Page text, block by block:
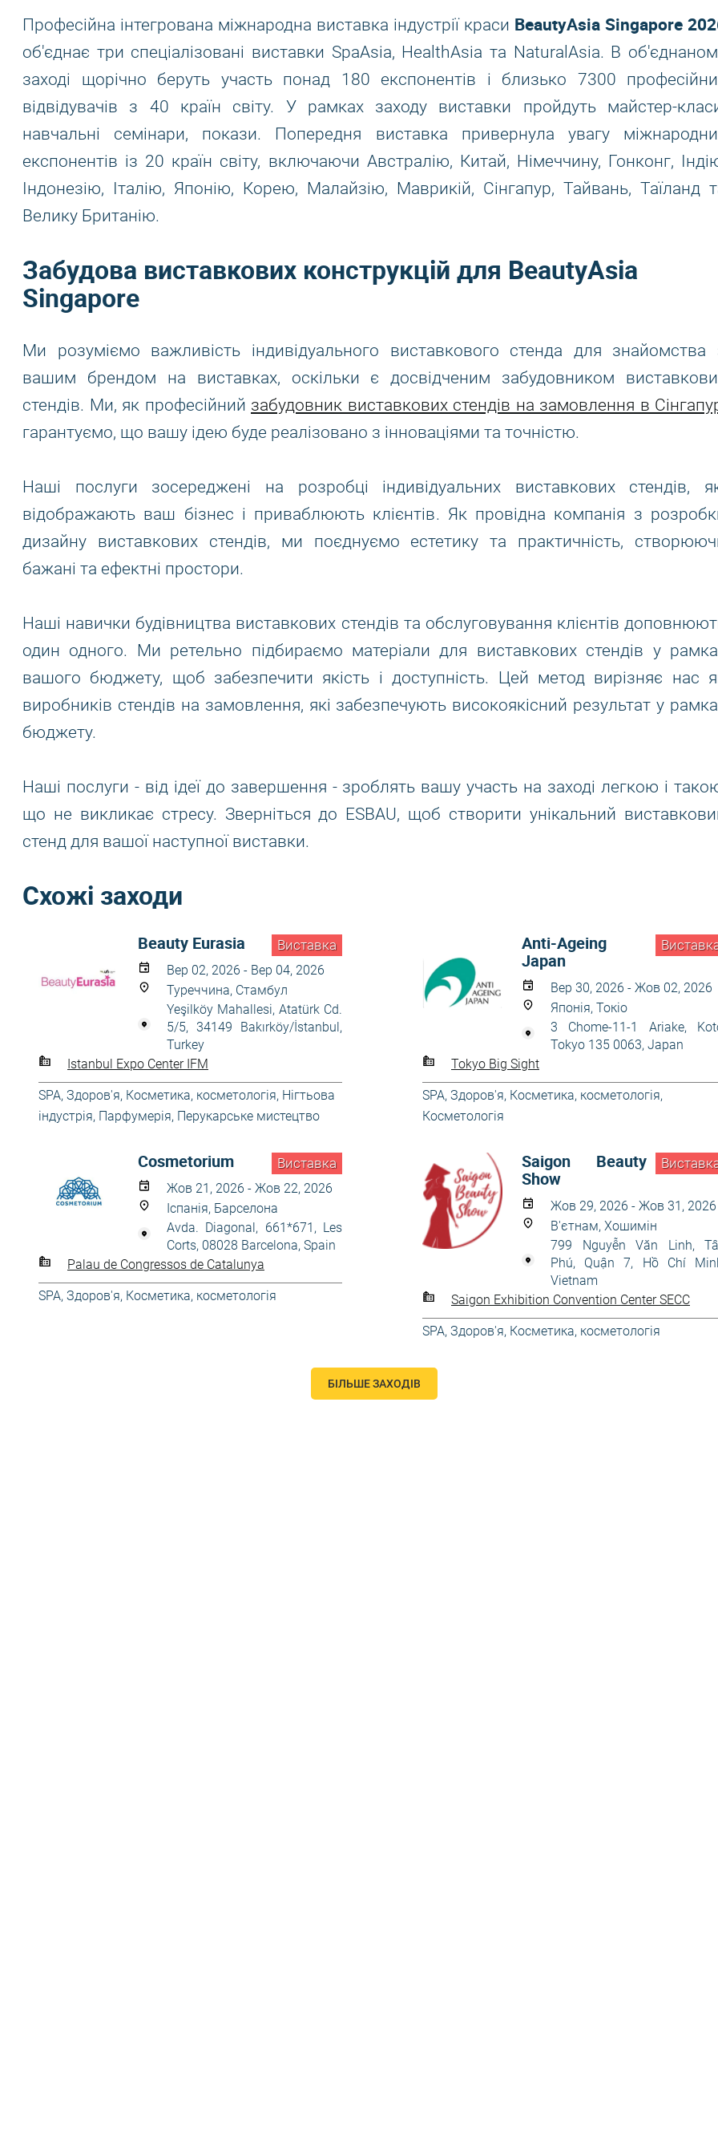
Професійна інтегрована міжнародна виставка індустрії краси BeautyAsia Singapore
об'єднає три спеціалізовані виставки SpaAsia, HealthAsia та NaturalAsia. В
заході щорічно беруть участь понад 180 експонентів і близько 7300
відвідувачів з 40 країн світу. У рамках заходу виставки пройдуть майстер-
навчальні семінари, покази. Попередня виставка привернула увагу
експонентів із 20 країн світу, включаючи Австралію, Китай, Німеччину, Гонконг,
Індонезію, Італію, Японію, Корею, Малайзію, Маврикій, Сінгапур, Тайвань, Таїланд
Велику Британію.
Забудова виставкових конструкцій для BeautyAsia
Singapore
Ми розуміємо важливість індивідуального виставкового стенда для знайомства
вашим брендом на виставках, оскільки є досвідченим забудовником
стендів. Ми, як професійний забудовник виставкових стендів на замовлення в
гарантуємо, що вашу ідею буде реалізовано з інноваціями та точністю.
Наші послуги зосереджені на розробці індивідуальних виставкових стендів,
відображають ваш бізнес і приваблюють клієнтів. Як провідна компанія з
дизайну виставкових стендів, ми поєднуємо естетику та практичність,
бажані та ефектні простори.
Наші навички будівництва виставкових стендів та обслуговування клієнтів
один одного. Ми ретельно підбираємо матеріали для виставкових стендів у
вашого бюджету, щоб забезпечити якість і доступність. Цей метод вирізняє нас
виробників стендів на замовлення, які забезпечують високоякісний результат у
бюджету.
Наші послуги - від ідеї до завершення - зроблять вашу участь на заході легкою і
що не викликає стресу. Зверніться до ESBAU, щоб створити унікальний
стенд для вашої наступної виставки.
Схожі заходи
Виставка
Beauty Eurasia
Вер 02, 2026 - Вер 04, 2026
Туреччина, Стамбул
Yeşilköy Mahallesi, Atatürk Cd.
5/5, 34149 Bakırköy/İstanbul,
Turkey
Istanbul Expo Center IFM
SPA, Здоров'я, Косметика, косметологія, Нігтьова
індустрія, Парфумерія, Перукарське мистецтво
Anti-Ageing
Japan
Вер 30, 2026 - Жов 02, 2026
Японія, Токіо
3 Chome-11-1 Ariake,
Tokyo 135 0063, Japan
Tokyo Big Sight
SPA, Здоров'я, Косметика, косметологія,
Косметологія
Виставка
Cosmetorium
Жов 21, 2026 - Жов 22, 2026
Іспанія, Барселона
Avda. Diagonal, 661*671, Les
Corts, 08028 Barcelona, Spain
Palau de Congressos de Catalunya
SPA, Здоров'я, Косметика, косметологія
Saigon Beauty
Show
Жов 29, 2026 - Жов 31, 2026
В'єтнам, Хошимін
799 Nguyễn Văn Linh,
Phú, Quận 7, Hồ Chí
Vietnam
Saigon Exhibition Convention Center SECC
SPA, Здоров'я, Косметика, косметологія
БІЛЬШЕ ЗАХОДІВ